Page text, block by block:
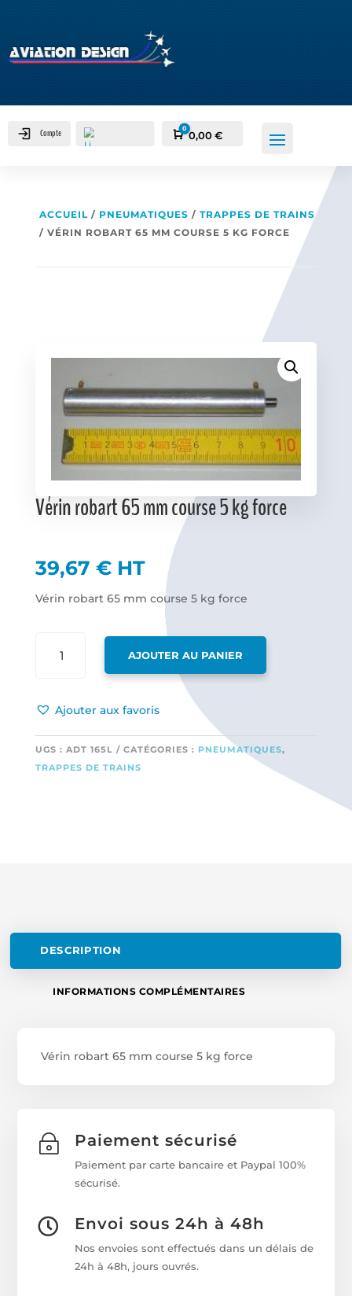
Compte
Favoris
Panier
0
0,00€
ACCUEIL / PNEUMATIQUES / TRAPPES DE TRAINS
/ VÉRIN ROBART 65 MM COURSE 5 KG FORCE
Vérin robart 65 mm course 5 kg force
39,67 € HT
Vérin robart 65 mm course 5 kg force
65 MM
5
KG
AJOUTER AU PANIER
Ajouter aux favoris
UGS : ADT 165L CATÉGORIES : PNEUMATIQUES,
TRAPPES DE TRAINS
DESCRIPTION
INFORMATIONS COMPLÉMENTAIRES
Vérin robart 65 mm course 5 kg force
~ Paiement sécurisé
Paiement par carte bancaire et Paypal 100%
sécurisé.
 Envoi sous 24h à 48h
Nos envoies sont effectués dans un délais de
24h à 48h, jours ouvrés.